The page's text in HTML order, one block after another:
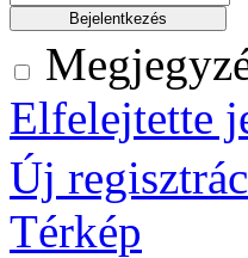
Elfelejtette
Új
Térkép